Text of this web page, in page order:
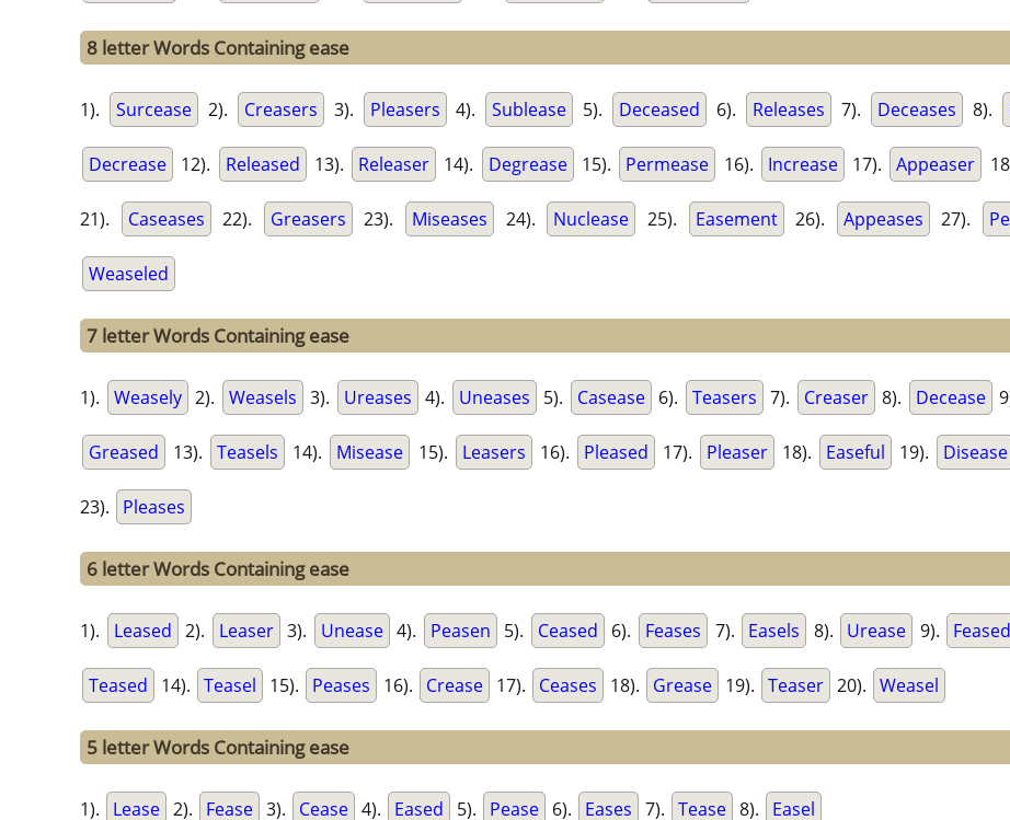
8 letter Words Containing ease
1). Surcease 2). Creasers 3). Pleasers 4). Sublease 5). Deceased 6). Releases 7). Deceases 8).
Decrease 12). Released 13). Releaser 14). Degrease 15). Permease 16). Increase 17). Appeaser
21). Caseases 22). Greasers 23). Miseases 24). Nuclease 25). Easement 26). Appeases 27).
Weaseled
7 letter Words Containing ease
1). Weasely 2). Weasels 3). Ureases 4). Uneases 5). Casease 6). Teasers 7). Creaser 8). Decease
Greased 13). Teasels 14). Misease 15). Leasers 16). Pleased 17). Pleaser 18). Easeful 19). Disease
23). Pleases
6 letter Words Containing ease
1). Leased 2). Leaser 3). Unease 4). Peasen 5). Ceased 6). Feases 7). Easels 8). Urease 9). Feased
Teased 14). Teasel 15). Peases 16). Crease 17). Ceases 18). Grease 19). Teaser 20). Weasel
5 letter Words Containing ease
1). Lease 2). Fease 3). Cease 4). Eased 5). Pease 6). Eases 7). Tease 8). Easel